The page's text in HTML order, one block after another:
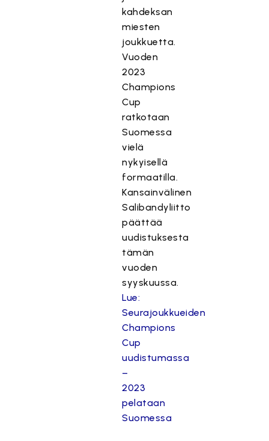
kahdeksan
miesten
joukkuetta.
Vuoden
2023
Champions
Cup
ratkotaan
Suomessa
vielä
nykyisellä
formaatilla.
Kansainvälinen
Salibandyliitto
päättää
uudistuksesta
tämän
vuoden
syyskuussa.
Lue:
Seurajoukkueiden
Champions
Cup
uudistumassa
–
2023
pelataan
Suomessa